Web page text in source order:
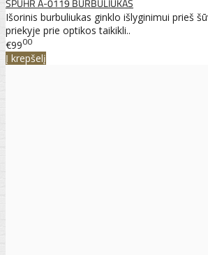
Išorinis burbuliukas ginklo išlyginimui prieš
priekyje prie optikos taikikli..
€9900
Į krepšelį